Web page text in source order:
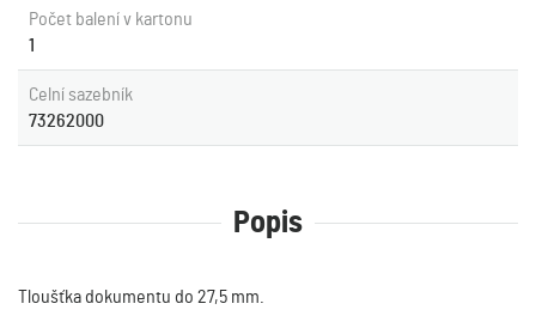
Počet balení v kartonu
1
Celní sazebník
73262000
Popis
Tloušťka dokumentu do 27,5 mm.